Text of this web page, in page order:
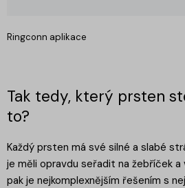
Ringconn aplikace
Tak tedy, který prsten
to?
Každý prsten má své silné a slabé
je měli opravdu seřadit na žebříček
pak je nejkomplexnějším řešením s